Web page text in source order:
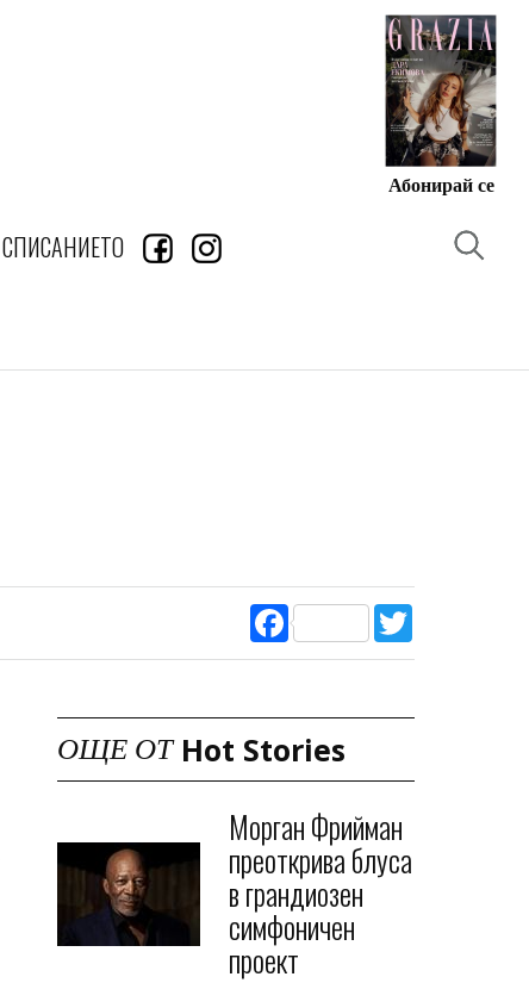
Абонирай се
СПИСАНИЕТО
Facebook
ОЩЕ ОТ Hot Stories
Морган Фрийман
преоткрива блуса
в грандиозен
симфоничен
проект